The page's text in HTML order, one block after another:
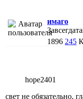
имаго
1896 245
hope2401
свет не обязательно,